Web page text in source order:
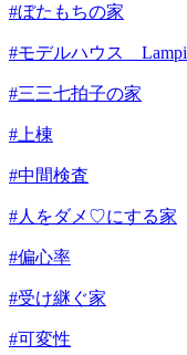
#ぼたもちの家
#モデルハウス Lampi
#三三七拍子の家
#上棟
#中間検査
#人をダメ♡にする家
#偏心率
#受け継ぐ家
#可変性